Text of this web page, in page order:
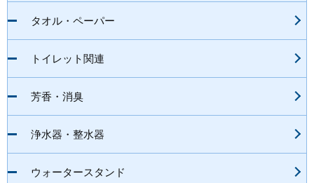
タオル・ペーパー
トイレット関連
芳香・消臭
浄水器・整水器
ウォータースタンド